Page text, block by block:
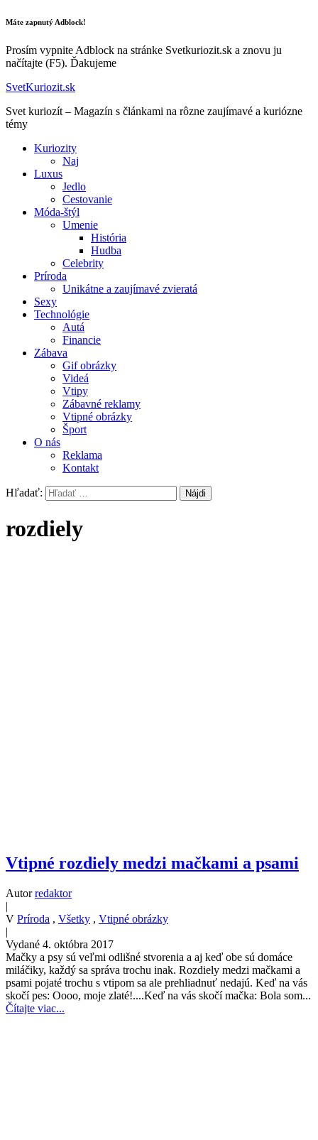
Máte zapnutý Adblock!
Prosím vypnite Adblock na stránke Svetkuriozit.sk a znovu ju
načítajte (F5). Ďakujeme
SvetKuriozit.sk
Svet kuriozít – Magazín s článkami na rôzne zaujímavé a kuriózne
témy
Kuriozity
Naj
Luxus
Jedlo
Cestovanie
Móda-štýl
Umenie
História
Hudba
Celebrity
Príroda
Unikátne a zaujímavé zvieratá
Sexy
Technológie
Autá
Financie
Zábava
Gif obrázky
Videá
Vtipy
Zábavné reklamy
Vtipné obrázky
Šport
O nás
Reklama
Kontakt
Hľadať:
rozdiely
Vtipné rozdiely medzi mačkami a psami
Autorredaktor
|
V Príroda , Všetky , Vtipné obrázky
|
Vydané 4. októbra 2017
Mačky a psy sú veľmi odlišné stvorenia a aj keď obe sú domáce
miláčiky, každý sa správa trochu inak. Rozdiely medzi mačkami a
psami pojaté trochu s vtipom sa ale prehliadnuť nedajú. Keď na vás
skočí pes: Oooo, moje zlaté!....Keď na vás skočí mačka: Bola som...
Čítajte viac...